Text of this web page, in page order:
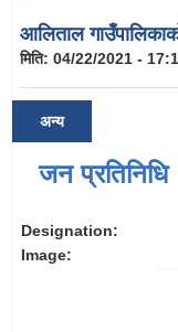
आलिताल
मिति: 04/22/2021 -
अन्य
जन प्रतिनिधि
Designation:
Image: